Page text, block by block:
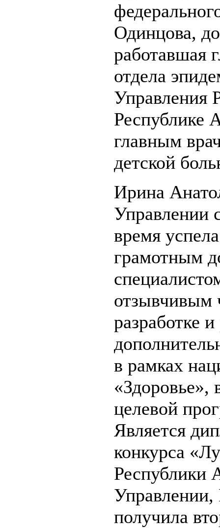
Одинцова,
работавшая
отдела
Управления
Республике
главным
детской
Ирина
Управлении
время
грамотным
отзывчивым
разработке
в рамках
«Здоровье»,
целевой
Является
конкурса
Республики
Управлении,
получила